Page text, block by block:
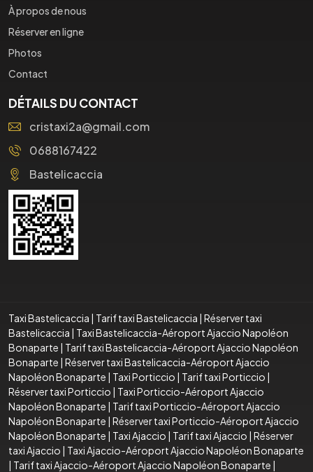
À propos de nous
Réserver en ligne
Photos
Contact
DÉTAILS DU CONTACT
cristaxi2a@gmail.com
0688167422
Bastelicaccia
Taxi Bastelicaccia | Tarif taxi Bastelicaccia | Réserver taxi
Bastelicaccia | Taxi Bastelicaccia-Aéroport Ajaccio Napoléon
Bonaparte | Tarif taxi Bastelicaccia-Aéroport Ajaccio Napoléon
Bonaparte | Réserver taxi Bastelicaccia-Aéroport Ajaccio
Napoléon Bonaparte | Taxi Porticcio | Tarif taxi Porticcio |
Réserver taxi Porticcio | Taxi Porticcio-Aéroport Ajaccio
Napoléon Bonaparte | Tarif taxi Porticcio-Aéroport Ajaccio
Napoléon Bonaparte | Réserver taxi Porticcio-Aéroport Ajaccio
Napoléon Bonaparte | Taxi Ajaccio | Tarif taxi Ajaccio | Réserver
taxi Ajaccio | Taxi Ajaccio-Aéroport Ajaccio Napoléon Bonaparte
| Tarif taxi Ajaccio-Aéroport Ajaccio Napoléon Bonaparte |